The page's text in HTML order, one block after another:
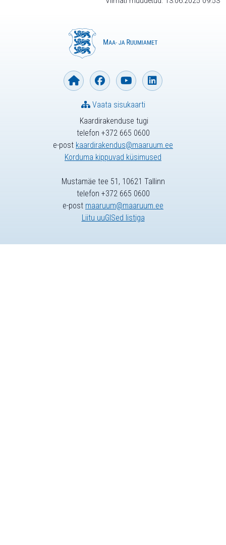
Kaardirakenduse tugi
telefon +372 665 0600
e-post kaardirakendus@maaruum.ee
Korduma kippuvad küsimused
Vaata sisukaarti
Mustamäe tee 51, 10621 Tallinn
telefon +372 665 0600
e-post maaruum@maaruum.ee
Liitu uuGISed listiga